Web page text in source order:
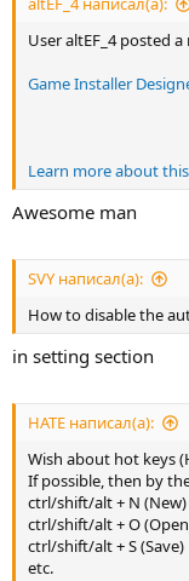
User altEF_4 posted
Game Installer
Learn more about
Awesome man
SVY написал(а):
How to disable the
in setting section
HATE написал(а):
Wish about hot keys
If possible, then by
ctrl/shift/alt + N (New)
ctrl/shift/alt + O
ctrl/shift/alt + S (Save)
etc.